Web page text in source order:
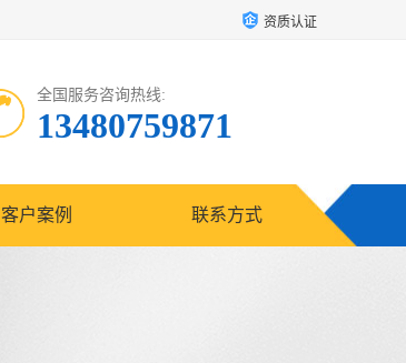
资质认证
全国服务咨询热线:
13480759871
客户案例 联系方式